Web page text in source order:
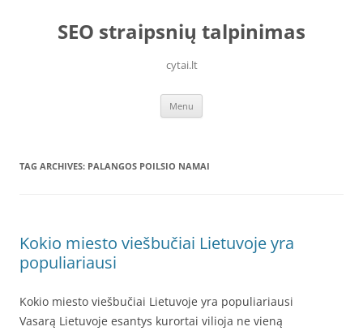
contentSEO straipsnių talpinimas
cytai.lt
Menu
TAG ARCHIVES: PALANGOS POILSIO NAMAI
Kokio miesto viešbučiai Lietuvoje yra
populiariausi
Kokio miesto viešbučiai Lietuvoje yra populiariausi
Vasarą Lietuvoje esantys kurortai vilioja ne vieną